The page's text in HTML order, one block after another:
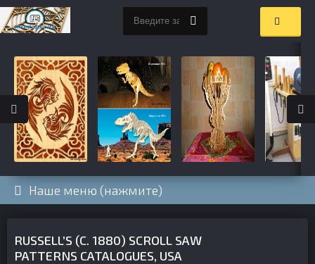
Наше меню (нажмите)
RUSSELL’S (C. 1880) SCROLL SAW
PATTERNS CATALOGUES, USA